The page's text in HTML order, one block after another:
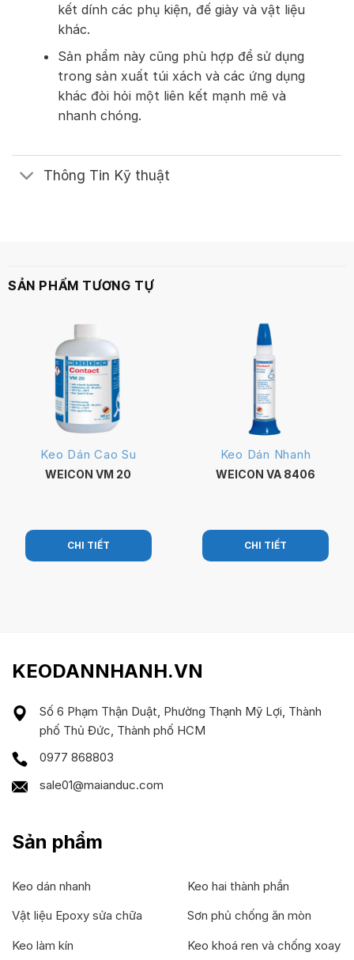
kết dính các phụ kiện, đế giày và vật liệu
khác.
Sản phẩm này cũng phù hợp để sử dụng
trong sản xuất túi xách và các ứng dụng
khác đòi hỏi một liên kết mạnh mẽ và
nhanh chóng.
Thông Tin Kỹ thuật
SẢN PHẨM TƯƠNG TỰ
Keo Dán Cao Su
WEICON VM 20
CHI TIẾT
Keo Dán Nhanh
WEICON VA 8406
CHI TIẾT
KEODANNHANH.VN
Số 6 Phạm Thận Duật, Phường Thạnh Mỹ Lợi, Thành
phố Thủ Đức, Thành phố HCM
0977 868803
sale01@maianduc.com
Sản phẩm
Keo dán nhanh
Keo hai thành phần
Vật liệu Epoxy sửa chữa
Sơn phủ chống ăn mòn
Keo làm kín
Keo khoá ren và chống xoay